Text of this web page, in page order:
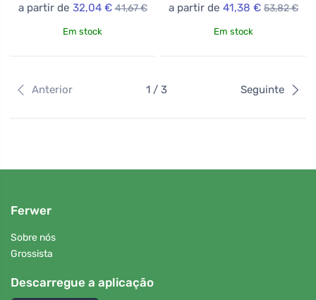
a partir de 32,04 € 41,67 €
Em stock
a partir de 41,38 € 53,82 €
Em stock
Anterior 1 / 3 Seguinte
Ferwer
Sobre nós
Grossista
Descarregue a aplicação